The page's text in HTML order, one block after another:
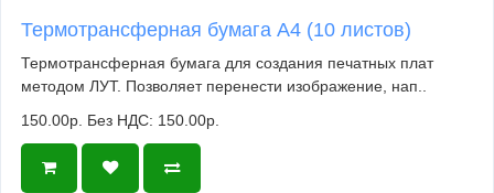
Термотрансферная бумага А4 (10 листов)
Термотрансферная бумага для создания печатных плат
методом ЛУТ. Позволяет перенести изображение, нап..
150.00р. Без НДС: 150.00р.